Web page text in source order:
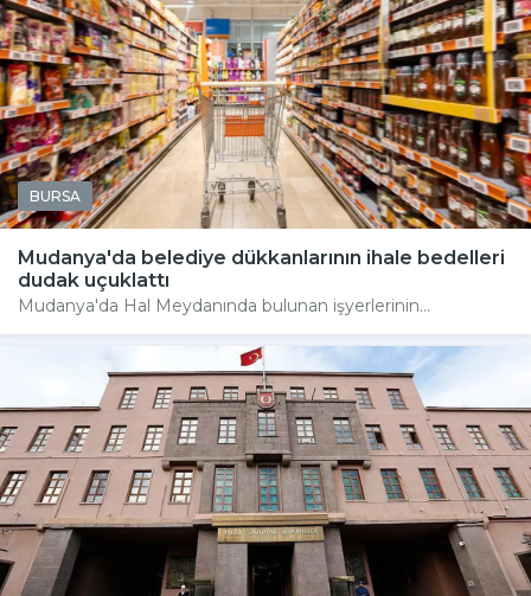
BURSA
Mudanya'da belediye dükkanlarının ihale bedelleri
dudak uçuklattı
Mudanya'da Hal Meydanında bulunan işyerlerinin...